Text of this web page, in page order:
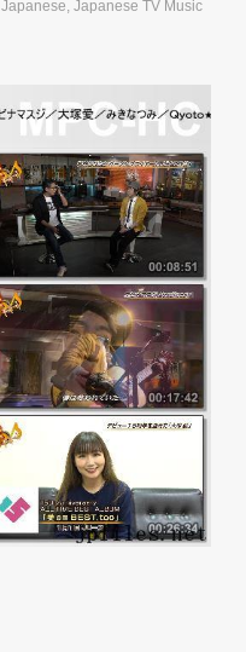
Japanese, Japanese TV Music